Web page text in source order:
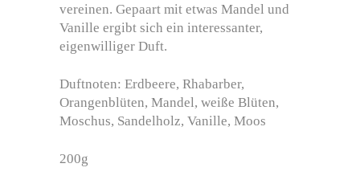
vereinen. Gepaart mit etwas Mandel und
Vanille ergibt sich ein interessanter,
eigenwilliger Duft.
Duftnoten: Erdbeere, Rhabarber,
Orangenblüten, Mandel, weiße Blüten,
Moschus, Sandelholz, Vanille, Moos
200g